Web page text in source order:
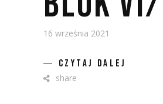
16 września 2021
CZYTAJ DALEJ
share